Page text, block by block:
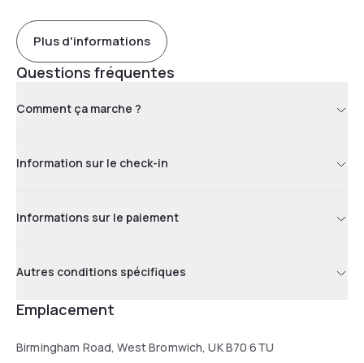
Plus d'informations
Questions fréquentes
Comment ça marche ?
Information sur le check-in
Informations sur le paiement
Autres conditions spécifiques
Emplacement
Birmingham Road, West Bromwich, UK B70 6TU